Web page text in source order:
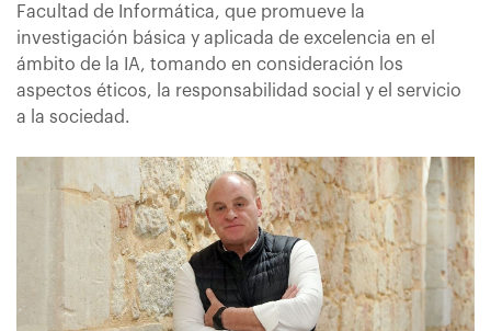
Facultad de Informática, que promueve la
investigación básica y aplicada de excelencia en el
ámbito de la IA, tomando en consideración los
aspectos éticos, la responsabilidad social y el servicio
a la sociedad.